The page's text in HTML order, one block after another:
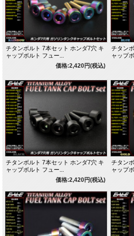
チタンボルト 7本セット ホンダ7穴 キ
ャップボルト フュー...
価格:2,420円(税込)
チタン
ャップ
チタンボルト 7本セット ホンダ7穴 キ
ャップボルト フュー...
価格:2,420円(税込)
チタン
ャップ